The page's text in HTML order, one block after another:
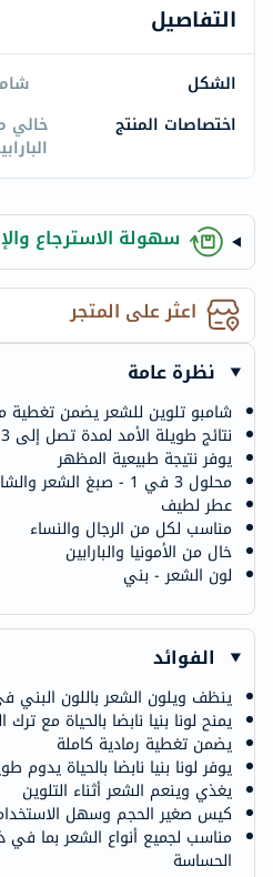
التفاصيل
الشكل
اختصاصات المنتج
خالي
سهولة الاسترجاع
اعثر على المتجر
نظرة عامة
شامبو تلوين للشعر يضمن تغطية
نتائج طويلة الأمد لمدة تصل إلى 3-4 أسابيع
يوفر نتيجة طبيعية المظهر
محلول 3 في 1 - صبغ الشعر والشامبو والبلسم
عطر لطيف
مناسب لكل من الرجال والنساء
خال من الأمونيا والبارابين
لون الشعر - بني
الفوائد
ينظف ويلون الشعر باللون
يمنح لونا بنيا نابضا بالحياة مع
يضمن تغطية رمادية كاملة
يوفر لونا بنيا نابضا بالحياة يدوم
يغذي وينعم الشعر أثناء التلوين
كيس صغير الحجم وسهل
مناسب لجميع أنواع الشعر بما في
الحساسة